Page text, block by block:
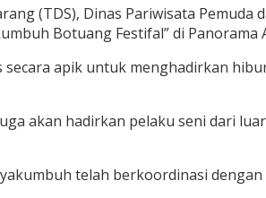
(TDS), Dinas Pariwisata
Botuang Festifal” di
apik untuk menghadirkan
akan hadirkan pelaku seni dari
telah berkoordinasi